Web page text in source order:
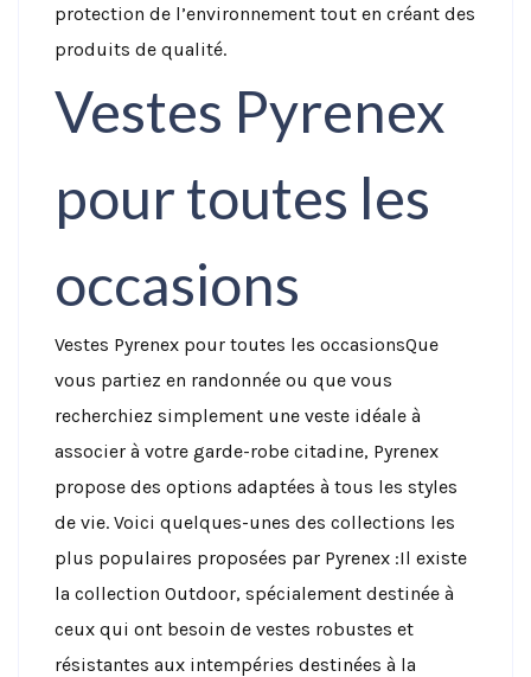
protection de l’environnement tout en créant des
produits de qualité.
Vestes Pyrenex
pour toutes les
occasions
Vestes Pyrenex pour toutes les occasionsQue
vous partiez en randonnée ou que vous
recherchiez simplement une veste idéale à
associer à votre garde-robe citadine, Pyrenex
propose des options adaptées à tous les styles
de vie. Voici quelques-unes des collections les
plus populaires proposées par Pyrenex :Il existe
la collection Outdoor, spécialement destinée à
ceux qui ont besoin de vestes robustes et
résistantes aux intempéries destinées à la